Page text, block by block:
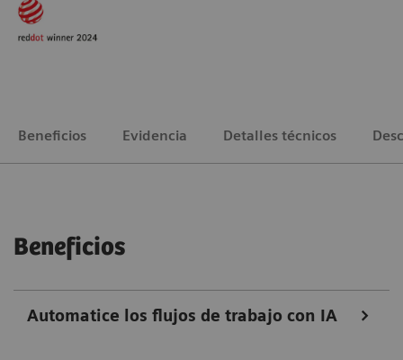
Beneficios Evidencia Detalles técnicos
Beneficios
Automatice los flujos de trabajo con IA